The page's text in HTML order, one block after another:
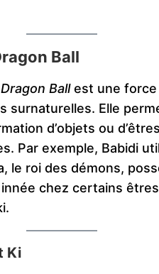
Ball
Dragon Ballest une force
Elle
d’objets ou
Par exemple, Babidi
le roi des démons,
chez certains
Ki